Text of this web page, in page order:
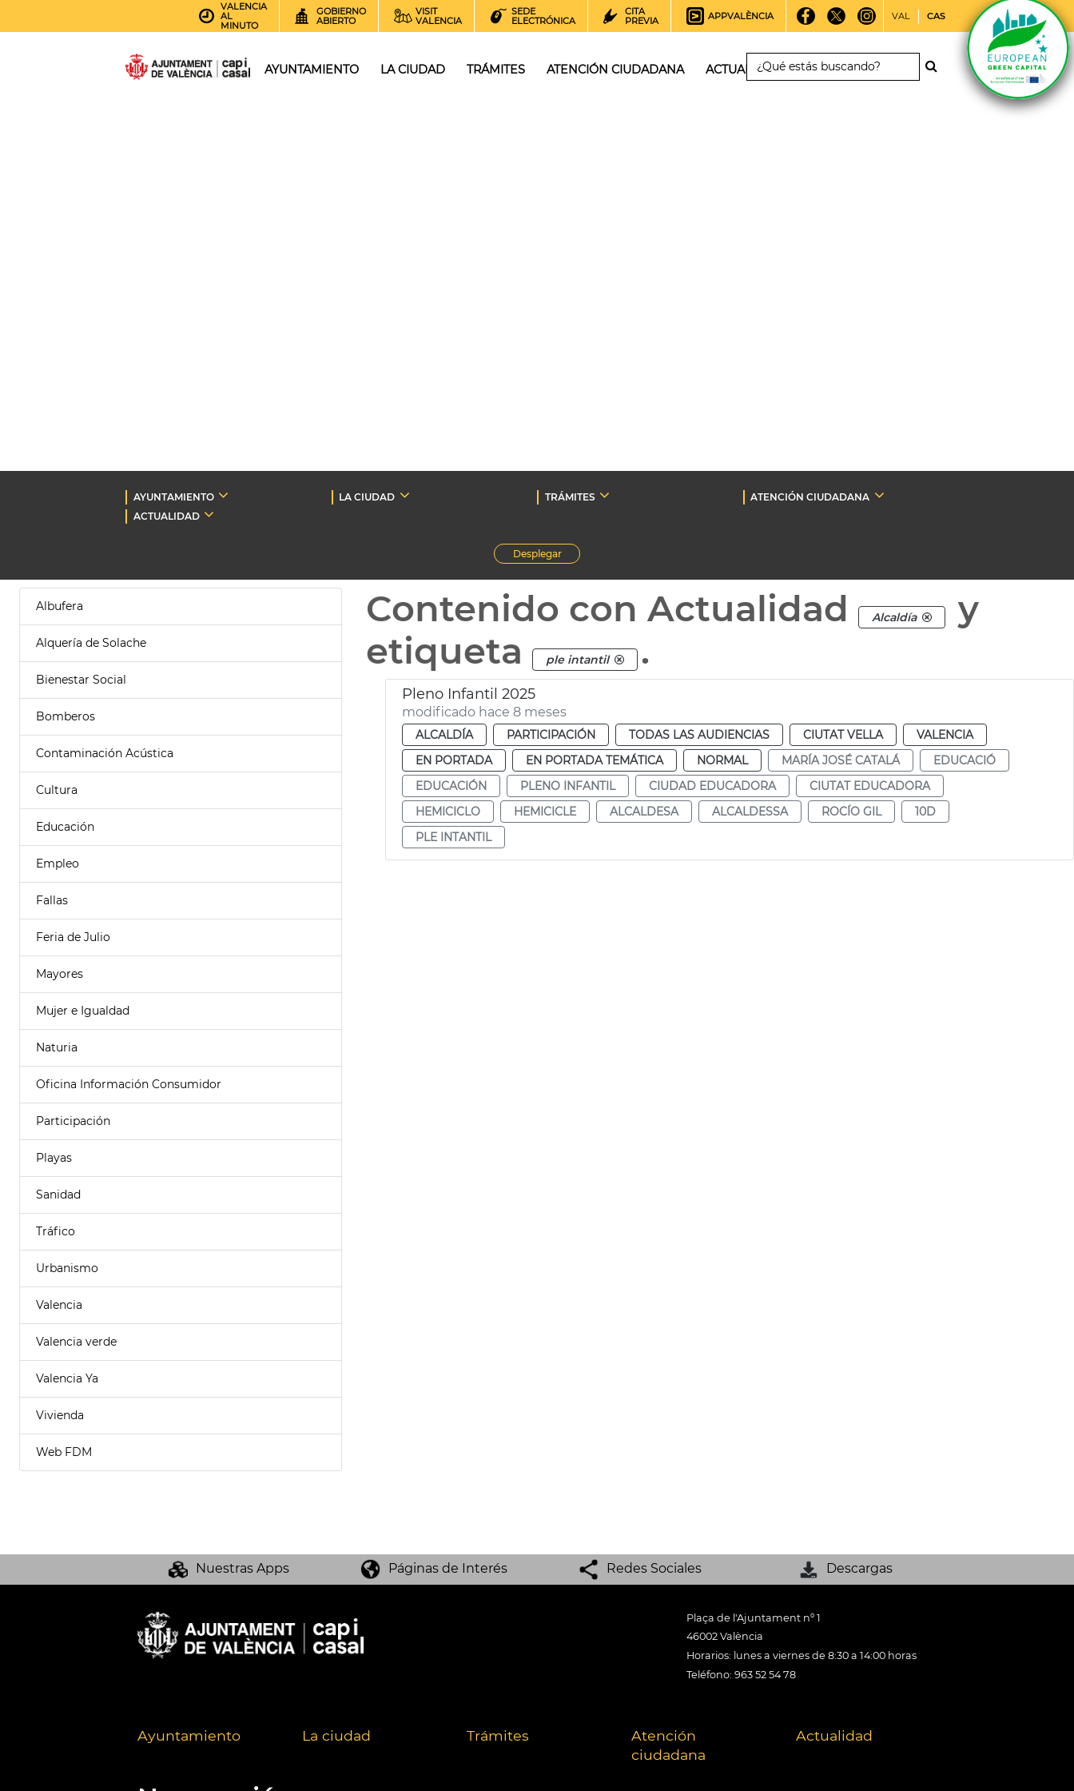
VALENCIA
AL
MINUTO
GOBIERNO
ABIERTO
VISIT
VALENCIA
SEDE
ELECTRÓNICA
CITA
PREVIA
APPVALÈNCIA VAL CAS
AYUNTAMIENTO LA CIUDAD TRÁMITES ATENCIÓN CIUDADANA ACTUALIDAD
AYUNTAMIENTO LA CIUDAD TRÁMITES
ATENCIÓN CIUDADANA
ACTUALIDAD
Desplegar
Albufera
Alquería de Solache
Bienestar Social
Bomberos
Contaminación Acústica
Cultura
Educación
Empleo
Fallas
Feria de Julio
Mayores
Mujer e Igualdad
Naturia
Oficina Información Consumidor
Participación
Playas
Sanidad
Tráfico
Urbanismo
Valencia
Valencia verde
Valencia Ya
Vivienda
Web FDM
Contenido con Actualidad Alcaldía
y
etiqueta
ple intantil .
Pleno Infantil 2025
modificado hace 8 meses
ALCALDÍA PARTICIPACIÓN TODAS LAS AUDIENCIAS CIUTAT VELLA
VALENCIA
EN PORTADA
EN PORTADA TEMÁTICA NORMAL MARÍA JOSÉ CATALÁ
EDUCACIÓ
EDUCACIÓN
PLENO INFANTIL CIUDAD EDUCADORA
CIUTAT EDUCADORA
HEMICICLO
HEMICICLE ALCALDESA ALCALDESSA ROCÍO GIL
10D
PLE INTANTIL
Nuestras Apps Páginas de Interés Redes Sociales Descargas
Plaça de l'Ajuntament nº 1
46002 València
Horarios: lunes a viernes de 8:30 a 14:00 horas
Teléfono: 963 52 54 78
Ayuntamiento La ciudad Trámites
Atención
ciudadana
Actualidad